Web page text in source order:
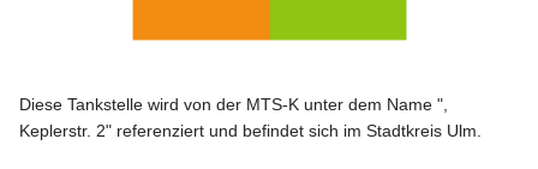
Diese Tankstelle wird von der MTS-K unter dem Name ",
Keplerstr. 2" referenziert und befindet sich im Stadtkreis Ulm.